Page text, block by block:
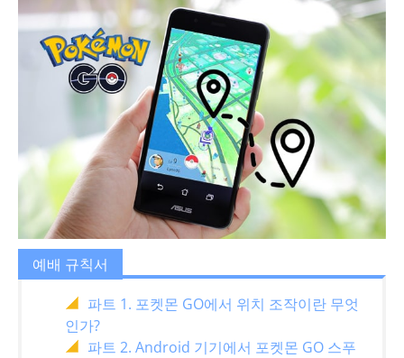
예배 규칙서
파트 1. 포켓몬 GO에서 위치 조작이란 무엇
인가?
파트 2. Android 기기에서 포켓몬 GO 스푸